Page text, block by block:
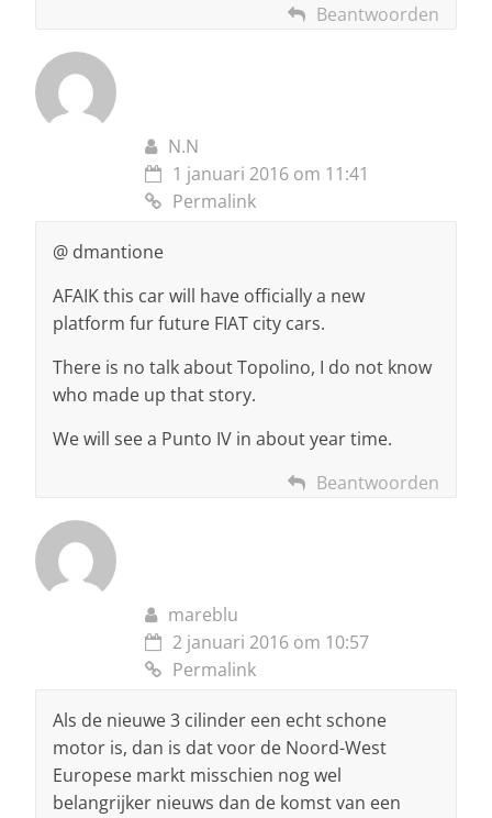
Beantwoorden
N.N
1 januari 2016 om 11:41
Permalink
@ dmantione
AFAIK this car will have officially a new
platform fur future FIAT city cars.
There is no talk about Topolino, I do not know
who made up that story.
We will see a Punto IV in about year time.
Beantwoorden
mareblu
2 januari 2016 om 10:57
Permalink
Als de nieuwe 3 cilinder een echt schone
motor is, dan is dat voor de Noord-West
Europese markt misschien nog wel
belangrijker nieuws dan de komst van een